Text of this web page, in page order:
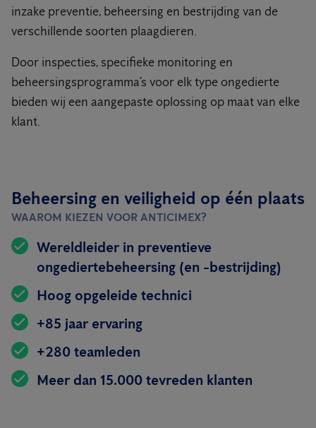
inzake preventie, beheersing en bestrijding van de
verschillende soorten plaagdieren.
Door inspecties, specifieke monitoring en
beheersingsprogramma’s voor elk type ongedierte
bieden wij een aangepaste oplossing op maat van elke
klant.
Beheersing en veiligheid op één plaats
WAAROM KIEZEN VOOR ANTICIMEX?
Wereldleider in preventieve
ongediertebeheersing (en -bestrijding)
Hoog opgeleide technici
+85 jaar ervaring
+280 teamleden
Meer dan 15.000 tevreden klanten